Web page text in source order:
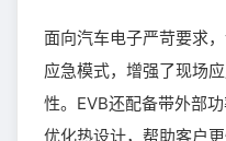
面向汽车电子严苛要求
应急模式，增强了现场
性。EVB还配备带外部
优化热设计，帮助客户